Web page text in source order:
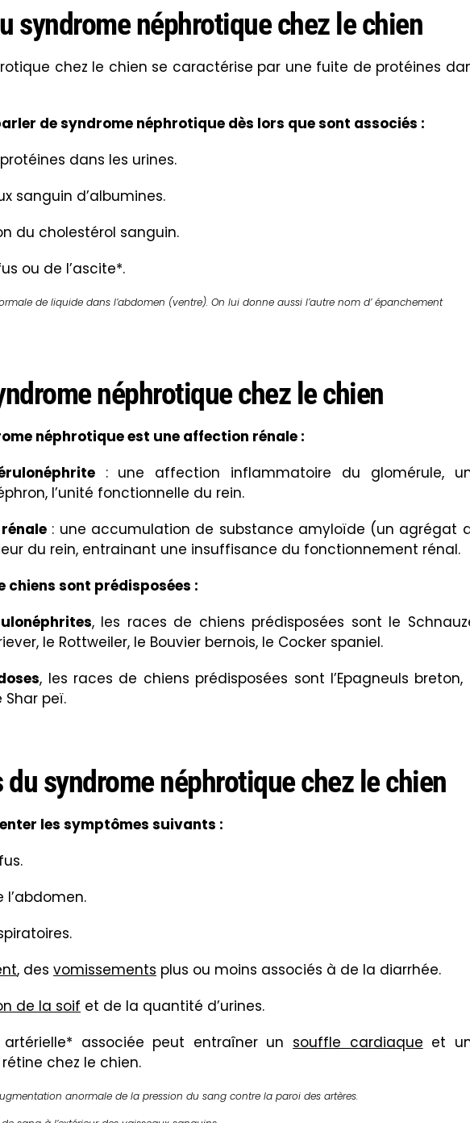
syndrome néphrotique chez le chien
chez le chien se caractérise par une fuite de protéines
de syndrome néphrotique dès lors que sont associés :
dans les urines.
sanguin d’albumines.
du cholestérol sanguin.
ou de l’ascite*.
de liquide dans l’abdomen (ventre). On lui donne aussi l’autre nom d’ épanchement
néphrotique chez le chien
néphrotique est une affection rénale :
: une affection inflammatoire du glomérule,
l’unité fonctionnelle du rein.
: une accumulation de substance amyloïde (un agrégat
du rein, entrainant une insuffisance du fonctionnement rénal.
chiens sont prédisposées :
, les races de chiens prédisposées sont le
le Rottweiler, le Bouvier bernois, le Cocker spaniel.
, les races de chiens prédisposées sont l’Epagneuls breton,
Shar peï.
du syndrome néphrotique chez le chien
les symptômes suivants :
l’abdomen.
, des vomissements plus ou moins associés à de la diarrhée.
de la soif et de la quantité d’urines.
associée peut entraîner un souffle cardiaque et
rétine chez le chien.
anormale de la pression du sang contre la paroi des artères.